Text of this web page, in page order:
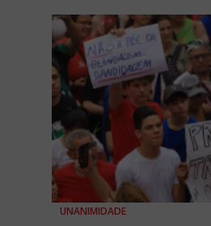
UNANIMIDADE